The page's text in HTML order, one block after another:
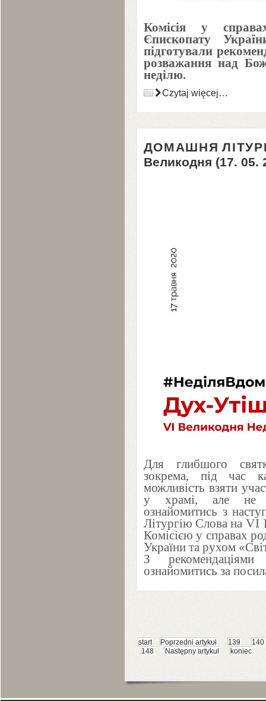
Комісія у
Єпископату
підготували
розважання над
неділю.
Czytaj więcej…
ДОМАШНЯ
Великодня (17. 05.
Для глибшого
зокрема, під час
можливість взяти
у храмі, але не
ознайомитись з
Літургію Слова на VI
Комісією у справах
України та рухом
З
ознайомитись за
start Poprzedni artykuł 139
140
148
Następny artykuł koniec